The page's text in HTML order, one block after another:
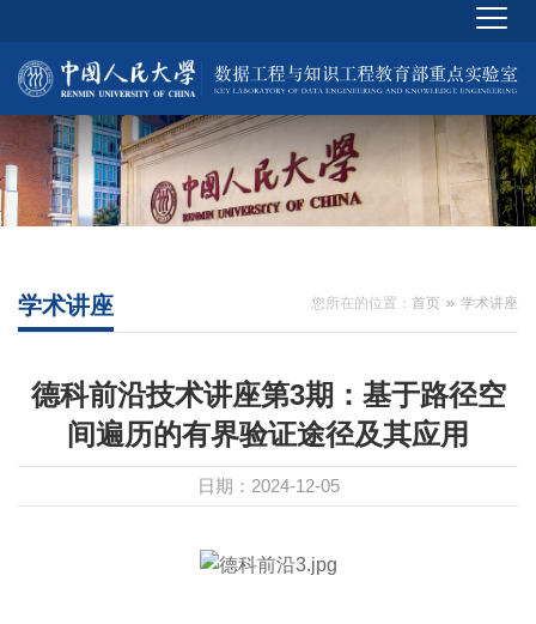
您所在的位置： 首页 学术讲座
学术讲座
德科前沿技术讲座第3期：基于路径空
间遍历的有界验证途径及其应用
日期：2024-12-05